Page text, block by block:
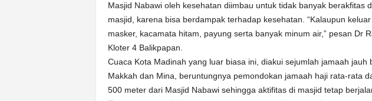
Masjid Nabawi oleh kesehatan diimbau untuk tidak banyak berakfitas
masjid, karena bisa berdampak terhadap kesehatan. “Kalaupun
masker, kacamata hitam, payung serta banyak minum air,” pesan Dr
Kloter 4 Balikpapan.
Cuaca Kota Madinah yang luar biasa ini, diakui sejumlah jamaah jauh
Makkah dan Mina, beruntungnya pemondokan jamaah haji rata-rata
500 meter dari Masjid Nabawi sehingga aktifitas di masjid tetap